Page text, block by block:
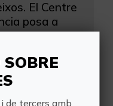
El Centre
posa a
de tercers amb